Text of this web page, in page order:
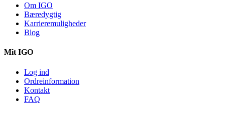
Om IGO
Bæredygtig
Karrieremuligheder
Blog
Mit IGO
Log ind
Ordreinformation
Kontakt
FAQ